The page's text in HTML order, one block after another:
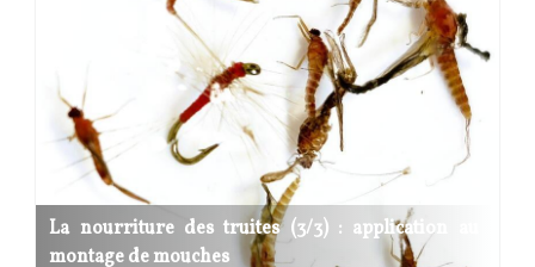
La nourriture des truites (3/3) : application au
montage de mouches